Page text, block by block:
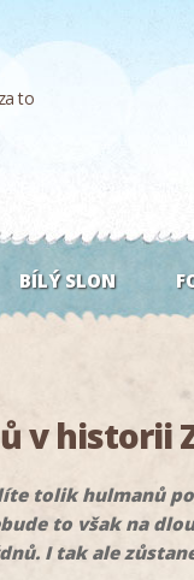
to
BÍLÝ SLON
v historii
tolik hulmanů
to však na
I tak ale